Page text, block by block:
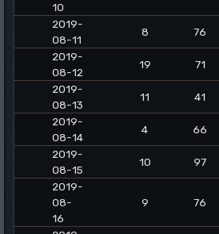
10
2019-
08-11
8 76
2019-
08-12
19 71
2019-
08-13
11 41
2019-
08-14
4 66
2019-
08-15
10 97
2019-
08-
16
9 76